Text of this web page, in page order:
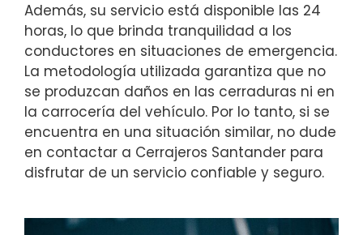
Además, su servicio está disponible las 24
horas, lo que brinda tranquilidad a los
conductores en situaciones de emergencia.
La metodología utilizada garantiza que no
se produzcan daños en las cerraduras ni en
la carrocería del vehículo. Por lo tanto, si se
encuentra en una situación similar, no dude
en contactar a Cerrajeros Santander para
disfrutar de un servicio confiable y seguro.